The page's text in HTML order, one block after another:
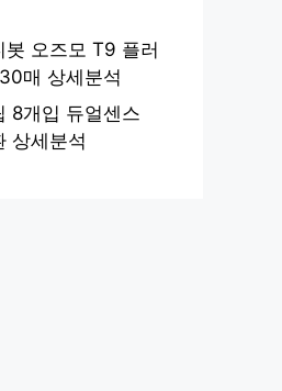
오즈모 T9 플러
매 상세분석
8개입 듀얼센스
상세분석